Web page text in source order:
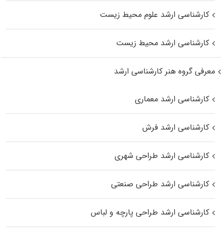
کارشناسی ارشد علوم محیط‌ زیست
کارشناسی ارشد محیط زیست
معرفی گروه هنر کارشناسی ارشد
کارشناسی ارشد معماری
کارشناسی ارشد فرش
کارشناسی ارشد طراحی شهری
کارشناسی ارشد طراحی صنعتی
کارشناسی ارشد طراحی پارچه و لباس